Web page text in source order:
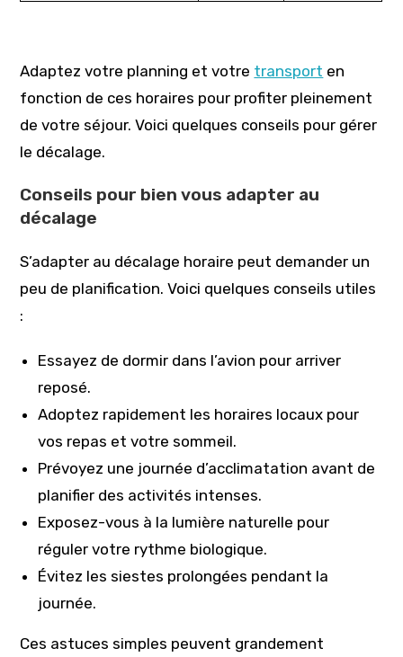
Adaptez votre planning et votre transport en
fonction de ces horaires pour profiter pleinement
de votre séjour. Voici quelques conseils pour gérer
le décalage.
Conseils pour bien vous adapter au
décalage
S’adapter au décalage horaire peut demander un
peu de planification. Voici quelques conseils utiles
:
Essayez de dormir dans l’avion pour arriver
reposé.
Adoptez rapidement les horaires locaux pour
vos repas et votre sommeil.
Prévoyez une journée d’acclimatation avant de
planifier des activités intenses.
Exposez-vous à la lumière naturelle pour
réguler votre rythme biologique.
Évitez les siestes prolongées pendant la
journée.
Ces astuces simples peuvent grandement